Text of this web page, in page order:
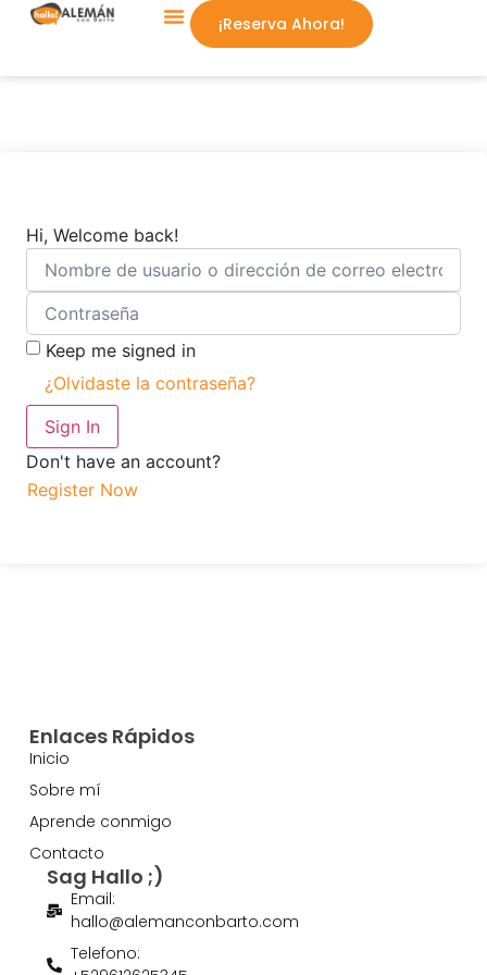
¡Reserva Ahora!
Hi, Welcome back!
Keep me signed in
¿Olvidaste la contraseña?
Sign In
Don't have an account?
Register Now
Enlaces Rápidos
Inicio
Sobre mí
Aprende conmigo
Contacto
Sag Hallo ;)
Email:
hallo@alemanconbarto.com
Telefono: